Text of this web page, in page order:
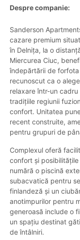
Despre companie:
Sanderson
cazare premium
în Delnița, la o
Miercurea Ciuc,
îndepărtării de
recunoscut ca o
relaxare într-un
tradițiile regiunii
confort. Unitatea
recent construite,
pentru grupuri de
Complexul oferă
confort și
numără o piscină
subacvatică pentru
finlandeză și un
anotimpurilor pentru
generoasă include o
un spațiu destinat
de întâlniri.